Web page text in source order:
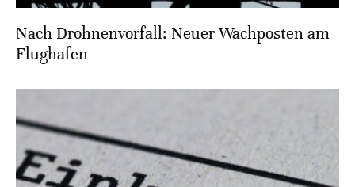
Nach Drohnenvorfall: Neuer Wachposten am
Flughafen